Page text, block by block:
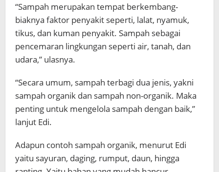
“Sampah merupakan tempat berkembang-
biaknya faktor penyakit seperti, lalat, nyamuk,
tikus, dan kuman penyakit. Sampah sebagai
pencemaran lingkungan seperti air, tanah, dan
udara,” ulasnya.
“Secara umum, sampah terbagi dua jenis, yakni
sampah organik dan sampah non-organik. Maka
penting untuk mengelola sampah dengan baik,”
lanjut Edi.
Adapun contoh sampah organik, menurut Edi
yaitu sayuran, daging, rumput, daun, hingga